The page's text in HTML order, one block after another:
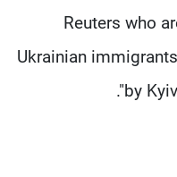
Reuters who
Ukrainian
by